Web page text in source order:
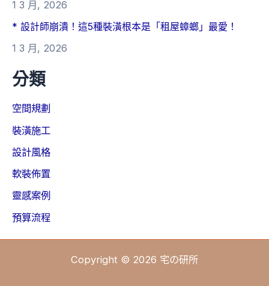
1 3 月, 2026
* 設計師崩潰！這5種裝潢根本是「租屋蟑螂」最愛！
1 3 月, 2026
分類
空間規劃
裝潢施工
設計風格
軟裝佈置
靈感案例
預算流程
Copyright © 2026 宅の研所